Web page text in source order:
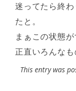
迷ってたら終
たと。
まぁこの状態
正直いろんなも
This entry was